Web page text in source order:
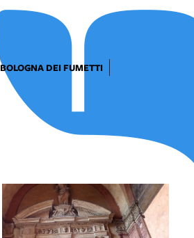
BOLOGNA DEI FUMETTI